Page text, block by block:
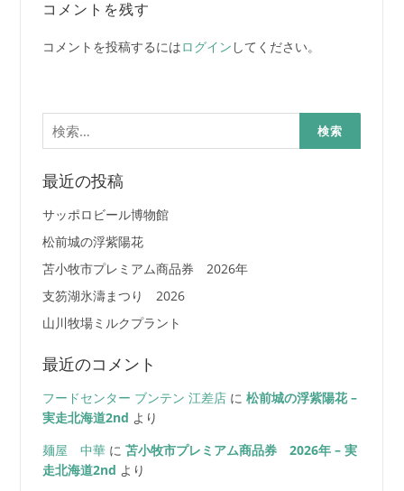
コメントを残す
コメントを投稿するにはログイン してください。
検
索:
最近の投稿
サッポロビール博物館
松前城の浮紫陽花
苫小牧市プレミアム商品券 2026年
支笏湖氷濤まつり 2026
山川牧場ミルクプラント
最近のコメント
フードセンター ブンテン 江差店に 松前城の浮紫陽花 –
実走北海道2nd より
麺屋 中華に 苫小牧市プレミアム商品券 2026年 – 実
走北海道2nd より